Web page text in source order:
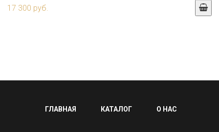
17 300 руб.
ГЛАВНАЯ КАТАЛОГ О НАС